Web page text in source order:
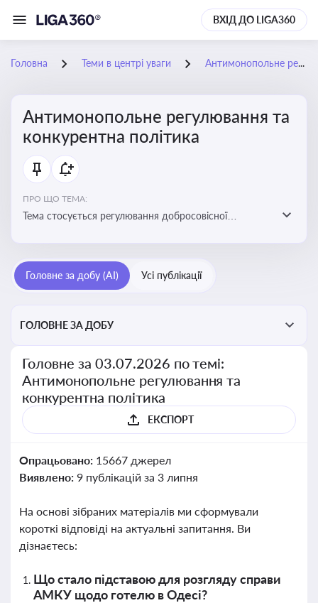
ВХІД ДО LIGA360
Головна Теми в центрі уваги Антимонопольне регулювання та конкурентна політика
Антимонопольне регулювання та
конкурентна політика
ПРО ЩО ТЕМА:
Тема стосується регулювання добросовісної
забезпечення рівних умов для суб’єктів
господарювання
Головне за добу (AI) Усі публікації
ГОЛОВНЕ ЗА ДОБУ
Головне за 03.07.2026 по темі:
Антимонопольне регулювання та
конкурентна політика
ЕКСПОРТ
Опрацьовано: 15667 джерел
Виявлено: 9 публікацій за 3 липня
На основі зібраних матеріалів ми сформували
короткі відповіді на актуальні запитання. Ви
дізнаєтесь:
Що стало підставою для розгляду справи
АМКУ щодо готелю в Одесі?